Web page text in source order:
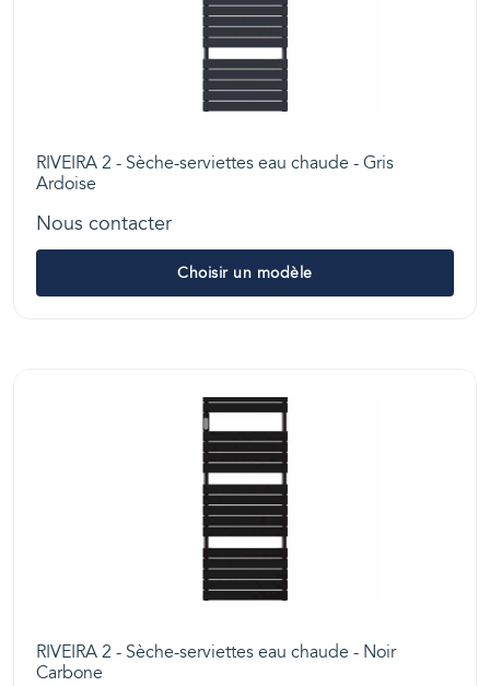
RIVEIRA 2 - Sèche-serviettes eau chaude - Gris
Ardoise
Nous contacter
Choisir un modèle
RIVEIRA 2 - Sèche-serviettes eau chaude - Noir
Carbone